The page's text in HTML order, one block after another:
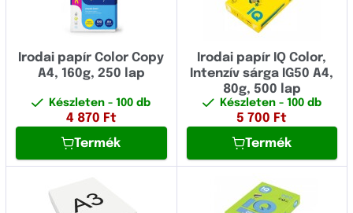
Irodai papír Color Copy
A4, 160g, 250 lap
Készleten- 100 db
4 870 Ft
Termék
Irodai papír IQ Color,
Intenzív sárga IG50 A4,
80g, 500 lap
Készleten - 100 db
5 700 Ft
Termék